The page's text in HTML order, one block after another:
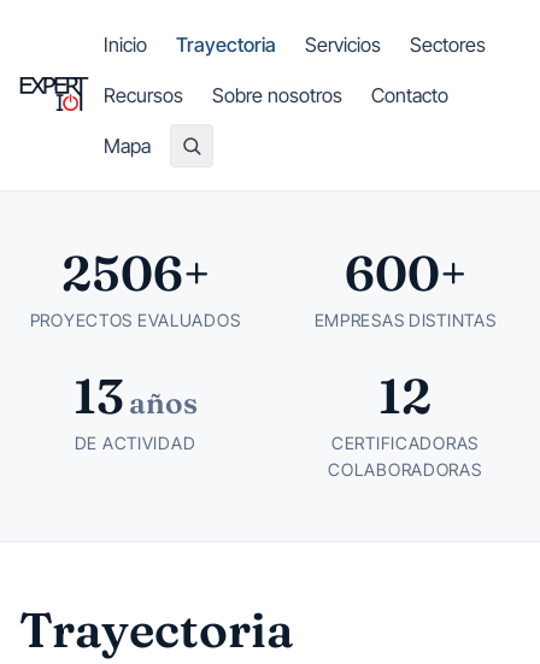
Inicio
Trayectoria Servicios Sectores
Recursos Sobre nosotros Contacto
Mapa
2506+
PROYECTOS EVALUADOS
600+
EMPRESAS DISTINTAS
13 años
DE ACTIVIDAD
12
CERTIFICADORAS
COLABORADORAS
Trayectoria